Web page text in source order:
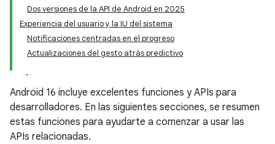
Dos versiones de la API de Android en 2025
Experiencia del usuario y la IU del sistema
Notificaciones centradas en el progreso
Actualizaciones del gesto atrás predictivo
Android 16 incluye excelentes funciones y APIs para
desarrolladores. En las siguientes secciones, se resumen
estas funciones para ayudarte a comenzar a usar las
APIs relacionadas.